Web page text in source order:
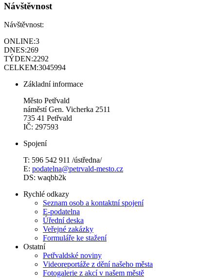
Návštěvnost
Návštěvnost:
ONLINE:3
DNES:269
TÝDEN:2292
CELKEM:3045994
Základní informace
Město Petřvald
náměstí Gen. Vicherka 2511
735 41 Petřvald
IČ: 297593
Spojení
T: 596 542 911 /ústředna/
E: podatelna@petrvald-mesto.cz
DS: waqbb2k
Rychlé odkazy
Seznam osob a kontaktní spojení
E-podatelna
Úřední deska
Veřejné zakázky
Formuláře ke stažení
Ostatní
Petřvaldské noviny
Videoreportáže z dění našeho města
Fotogalerie z akcí v našem městě